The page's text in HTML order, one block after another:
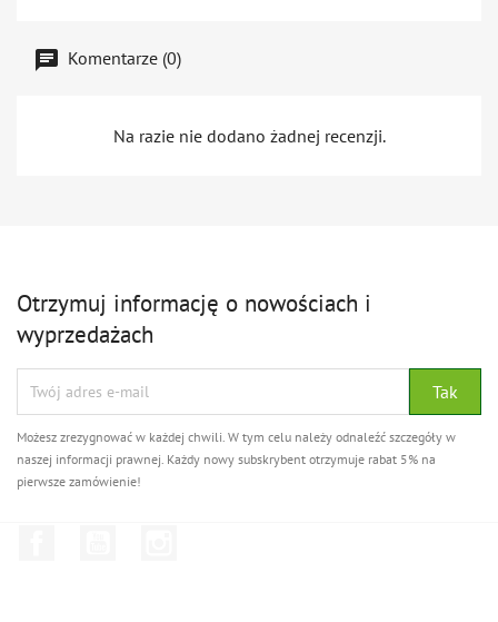
Komentarze (0)
Na razie nie dodano żadnej recenzji.
Otrzymuj informację o nowościach i
wyprzedażach
Możesz zrezygnować w każdej chwili. W tym celu należy odnaleźć szczegóły w
naszej informacji prawnej. Każdy nowy subskrybent otrzymuje rabat 5% na
pierwsze zamówienie!